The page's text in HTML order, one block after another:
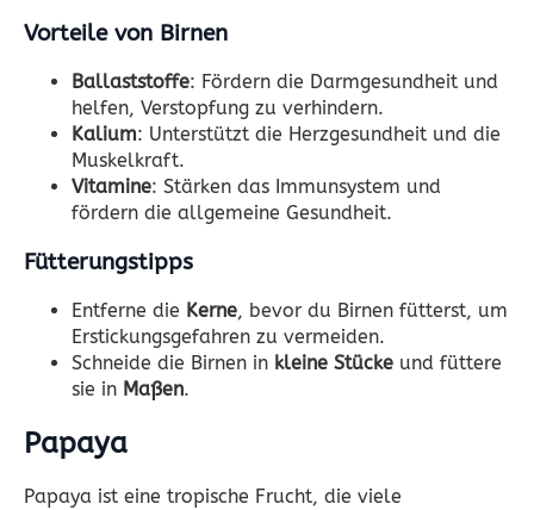
Vorteile von Birnen
Ballaststoffe: Fördern die Darmgesundheit und
helfen, Verstopfung zu verhindern.
Kalium: Unterstützt die Herzgesundheit und die
Muskelkraft.
Vitamine: Stärken das Immunsystem und
fördern die allgemeine Gesundheit.
Fütterungstipps
Entferne die Kerne, bevor du Birnen fütterst, um
Erstickungsgefahren zu vermeiden.
Schneide die Birnen in kleine Stücke und füttere
sie in Maßen.
Papaya
Papaya ist eine tropische Frucht, die viele